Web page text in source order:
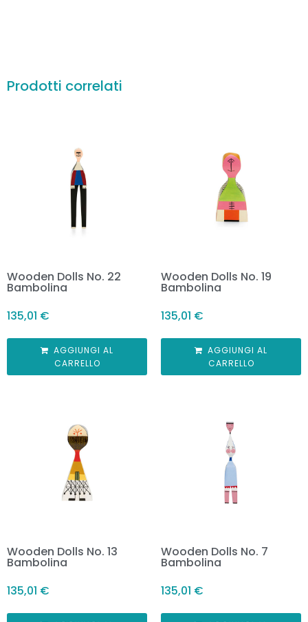
Prodotti correlati
Wooden Dolls No. 22
Bambolina
135,01 €
AGGIUNGI AL
CARRELLO
Wooden Dolls No. 19
Bambolina
135,01 €
AGGIUNGI AL
CARRELLO
Wooden Dolls No. 13
Bambolina
135,01 €
Wooden Dolls No. 7
Bambolina
135,01 €